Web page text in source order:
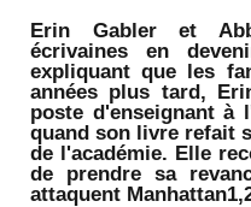
Erin Gabler et
écrivaines en
expliquant que les
années plus tard,
poste d'enseignant à
quand son livre refait
de l'académie. Elle
de prendre sa
attaquent